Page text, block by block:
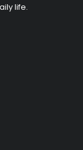
life.